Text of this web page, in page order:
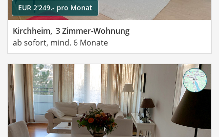
EUR 2'249.- pro Monat
Kirchheim, 3 Zimmer-Wohnung
ab sofort, mind. 6 Monate